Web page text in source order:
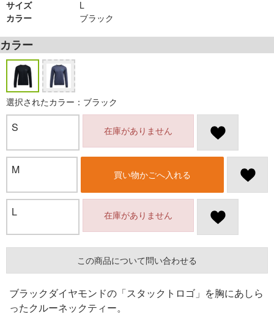
サイズ
L
カラー
ブラック
カラー
選択されたカラー：ブラック
S 在庫がありません
M 買い物かごへ入れる
L 在庫がありません
この商品について問い合わせる
ブラックダイヤモンドの「スタックトロゴ」を胸にあしら
ったクルーネックティー。